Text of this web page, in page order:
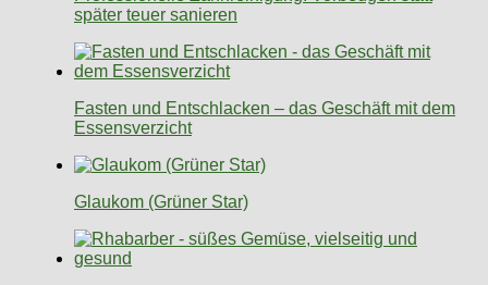
später teuer sanieren
Fasten und Entschlacken – das Geschäft mit dem
Essensverzicht
Glaukom (Grüner Star)